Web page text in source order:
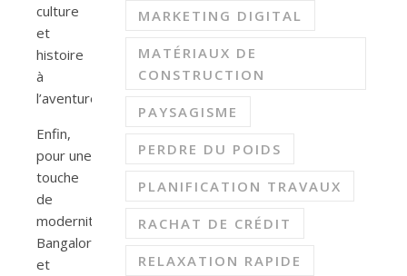
culture
et
histoire
à
l’aventure.
Enfin,
pour une
touche
de
modernité,
Bangalore
et
MARKETING DIGITAL
MATÉRIAUX DE
CONSTRUCTION
PAYSAGISME
PERDRE DU POIDS
PLANIFICATION TRAVAUX
RACHAT DE CRÉDIT
RELAXATION RAPIDE